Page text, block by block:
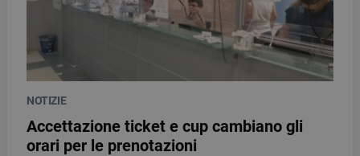
NOTIZIE
Accettazione ticket e cup cambiano gli
orari per le prenotazioni